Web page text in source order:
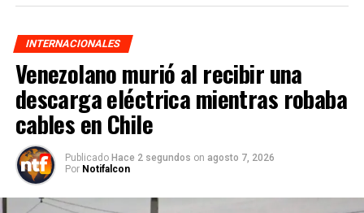
INTERNACIONALES
Venezolano murió al recibir una
descarga eléctrica mientras robaba
cables en Chile
Publicado Hace 2 segundos on agosto 7, 2026
Por Notifalcon